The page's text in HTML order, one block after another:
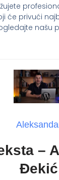
će privući
našu
–
Đekić